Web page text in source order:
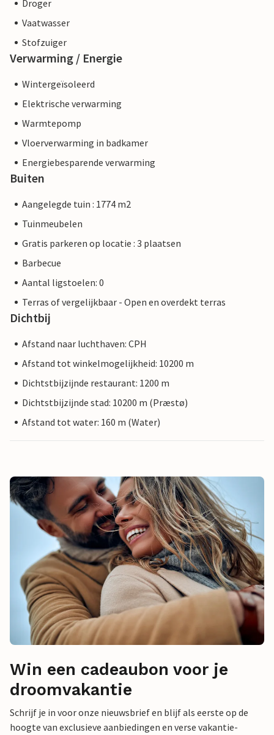
Droger
Vaatwasser
Stofzuiger
Verwarming / Energie
Wintergeïsoleerd
Elektrische verwarming
Warmtepomp
Vloerverwarming in badkamer
Energiebesparende verwarming
Buiten
Aangelegde tuin : 1774 m2
Tuinmeubelen
Gratis parkeren op locatie : 3 plaatsen
Barbecue
Aantal ligstoelen: 0
Terras of vergelijkbaar - Open en overdekt terras
Dichtbij
Afstand naar luchthaven: CPH
Afstand tot winkelmogelijkheid: 10200 m
Dichtstbijzijnde restaurant: 1200 m
Dichtstbijzijnde stad: 10200 m (Præstø)
Afstand tot water: 160 m (Water)
Win een cadeaubon voor je
droomvakantie
Schrijf je in voor onze nieuwsbrief en blijf als eerste op de
hoogte van exclusieve aanbiedingen en verse vakantie-